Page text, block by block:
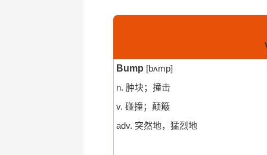
Bump [bʌmp]
n. 肿块；撞击
v. 碰撞；颠簸
adv. 突然地，猛烈地